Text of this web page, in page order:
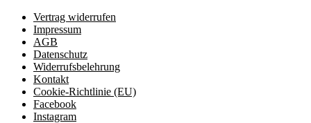
Vertrag widerrufen
Impressum
AGB
Datenschutz
Widerrufsbelehrung
Kontakt
Cookie-Richtlinie (EU)
Facebook
Instagram